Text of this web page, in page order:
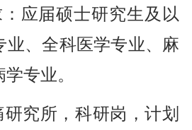
应届硕士研究生及以
业、全科医学专业、麻
专业。
究所，科研岗，计划